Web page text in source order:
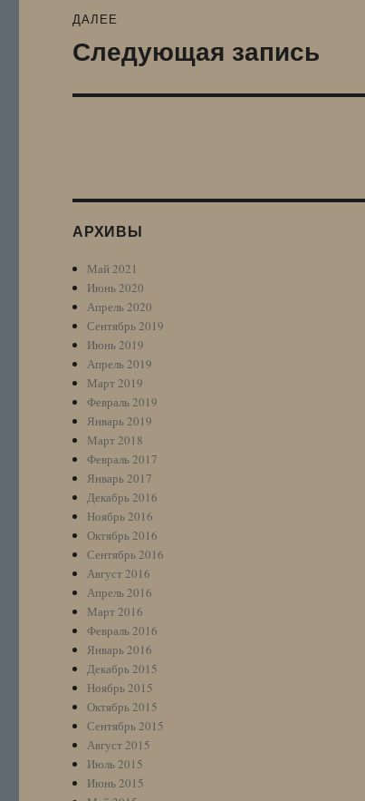
ДАЛЕЕ
Следующая
Следующая запись
АРХИВЫ
Май 2021
Июнь 2020
Апрель 2020
Сентябрь 2019
Июнь 2019
Апрель 2019
Март 2019
Февраль 2019
Январь 2019
Март 2018
Февраль 2017
Январь 2017
Декабрь 2016
Ноябрь 2016
Октябрь 2016
Сентябрь 2016
Август 2016
Апрель 2016
Март 2016
Февраль 2016
Январь 2016
Декабрь 2015
Ноябрь 2015
Октябрь 2015
Сентябрь 2015
Август 2015
Июль 2015
Июнь 2015